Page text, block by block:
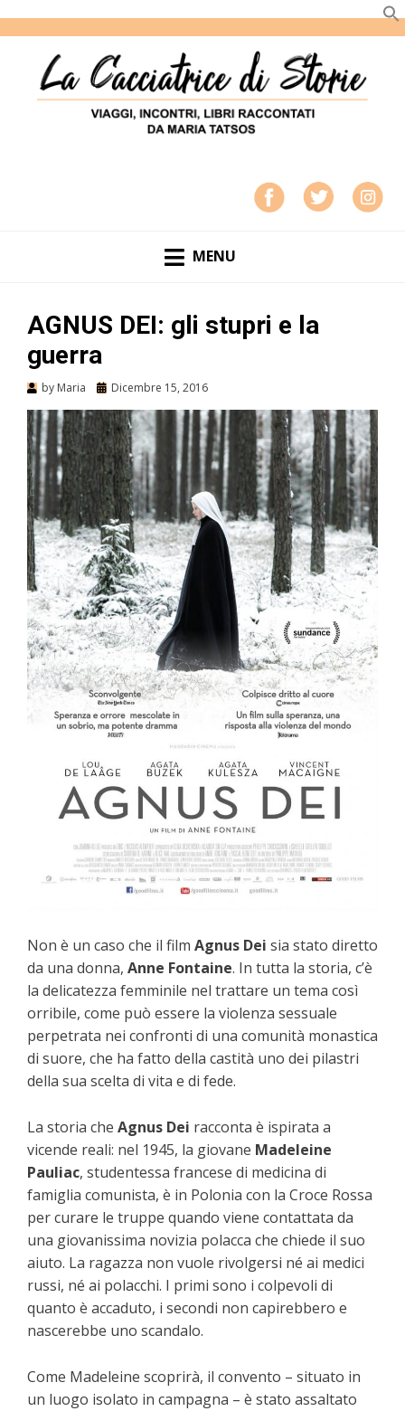
LA CACCIATRICE DI STORIE
VIAGGI, INCONTRI, LIBRI RACCONTATI DA MARIA
TATSOS
MENU
AGNUS DEI: gli stupri e la
guerra
by Maria Dicembre 15, 2016
Non è un caso che il film Agnus Dei sia stato diretto
da una donna, Anne Fontaine. In tutta la storia, c’è
la delicatezza femminile nel trattare un tema così
orribile, come può essere la violenza sessuale
perpetrata nei confronti di una comunità monastica
di suore, che ha fatto della castità uno dei pilastri
della sua scelta di vita e di fede.
La storia che Agnus Dei racconta è ispirata a
vicende reali: nel 1945, la giovane Madeleine
Pauliac, studentessa francese di medicina di
famiglia comunista, è in Polonia con la Croce Rossa
per curare le truppe quando viene contattata da
una giovanissima novizia polacca che chiede il suo
aiuto. La ragazza non vuole rivolgersi né ai medici
russi, né ai polacchi. I primi sono i colpevoli di
quanto è accaduto, i secondi non capirebbero e
nascerebbe uno scandalo.
Come Madeleine scoprirà, il convento – situato in
un luogo isolato in campagna – è stato assaltato